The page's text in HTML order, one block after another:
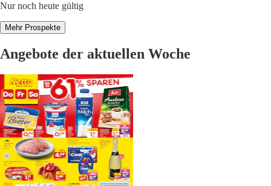
Nur noch heute gültig
Mehr Prospekte
Angebote der aktuellen Woche